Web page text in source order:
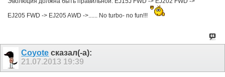
EJ205 FWD -> EJ205 AWD ->...... No turbo- no fun!!!
Coyote сказал(-а):
21.07.2013 19:39